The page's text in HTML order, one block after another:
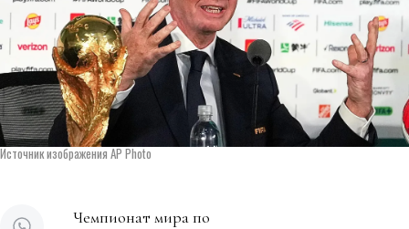
Источник изображения AP Photo
Чемпионат мира по